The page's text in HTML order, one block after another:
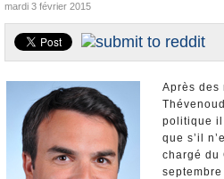
Elections européennes
La France et le Monde
Nominations et Démissions
Elections européennes
Infos insolites
mardi 3 février 2015
Après des
politique il
que s’il
chargé du